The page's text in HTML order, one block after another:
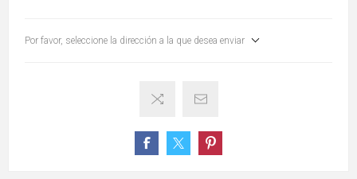
Por favor, seleccione la dirección a la que desea enviar